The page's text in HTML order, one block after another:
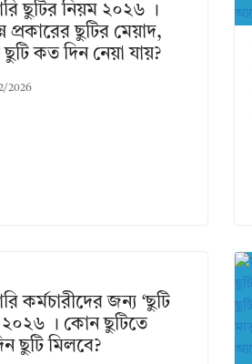
ছুটির নিয়ম ২০২৬ ।
প্রকারের ছুটির মেয়াদ,
কত দিন নেয়া যায়?
2026
কর্মচারীদের জন্য ‘ছুটি
২০২৬ । কোন ছুটিতে
ছুটি মিলবে?